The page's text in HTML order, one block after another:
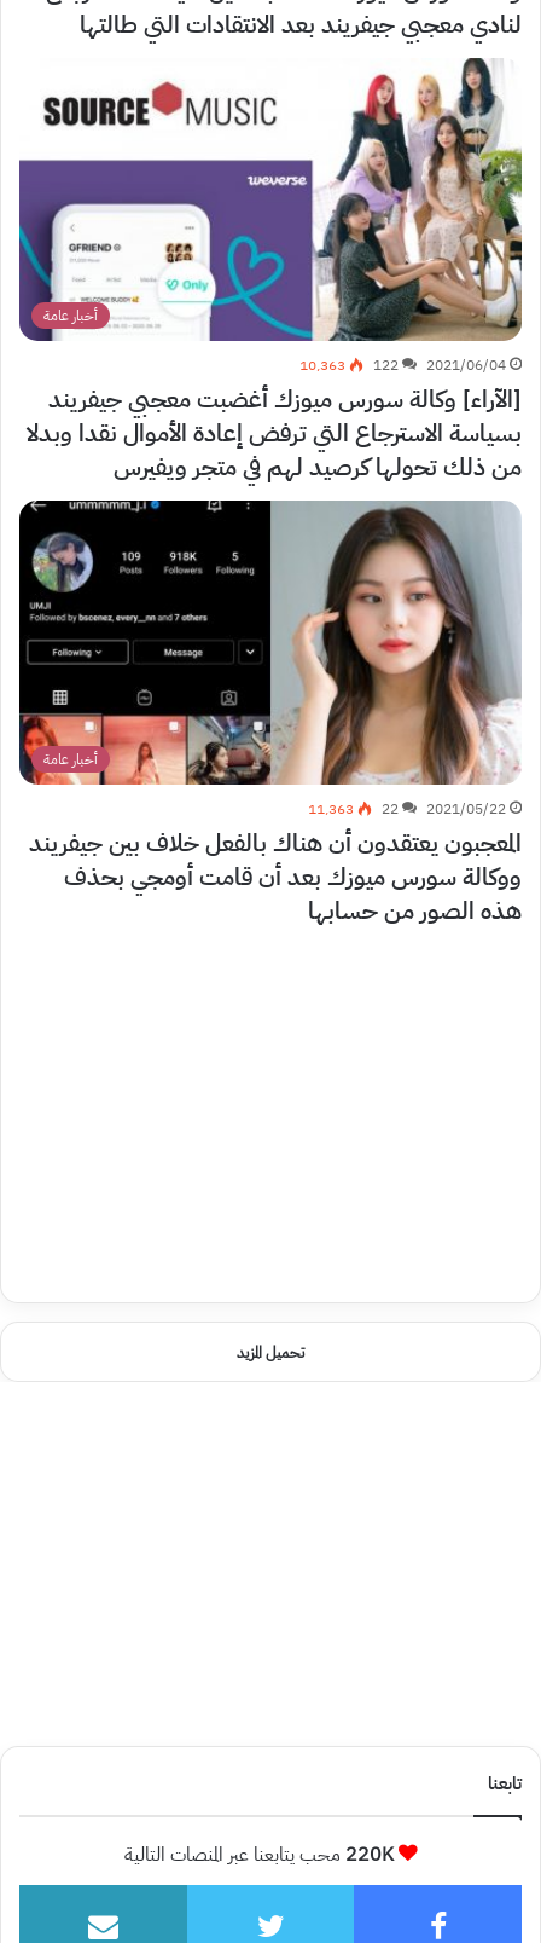
لنادي معجبي جيفريند بعد الانتقادات التي طالتها
أخبار عامة
2021/06/04
122 10٬363
[الآراء] وكالة سورس ميوزك أغضبت معجبي جيفريند
بسياسة الاسترجاع التي ترفض إعادة الأموال نقدا وبدلا
من ذلك تحولها كرصيد لهم في متجر ويفيرس
أخبار عامة
2021/05/22
22 11٬363
المعجبون يعتقدون أن هناك بالفعل خلاف بين جيفريند
ووكالة سورس ميوزك بعد أن قامت أومجي بحذف
هذه الصور من حسابها
تحميل المزيد
تابعنا
220K محب يتابعنا عبر المنصات التالية